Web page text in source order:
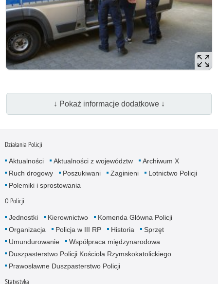
↓ Pokaż informacje dodatkowe ↓
Działania Policji
Aktualności Aktualności z województw
Archiwum X
Ruch drogowy
Poszukiwani Zaginieni
Lotnictwo Policji
Polemiki i sprostowania
O Policji
Jednostki Kierownictwo
Komenda Główna Policji
Organizacja
Policja w III RP Historia
Sprzęt
Umundurowanie
Współpraca międzynarodowa
Duszpasterstwo Policji Kościoła Rzymskokatolickiego
Prawosławne Duszpasterstwo Policji
Statystyka